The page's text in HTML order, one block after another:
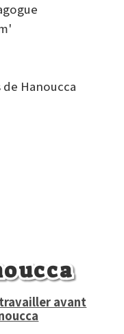
Hanoucca
avant